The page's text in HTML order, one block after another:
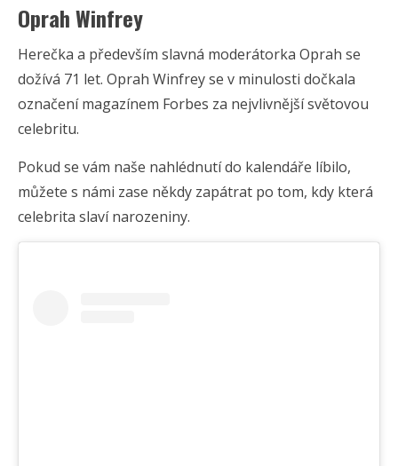
Oprah Winfrey
Herečka a především slavná moderátorka Oprah se
dožívá 71 let. Oprah Winfrey se v minulosti dočkala
označení magazínem Forbes za nejvlivnější světovou
celebritu.
Pokud se vám naše nahlédnutí do kalendáře líbilo,
můžete s námi zase někdy zapátrat po tom, kdy která
celebrita slaví narozeniny.